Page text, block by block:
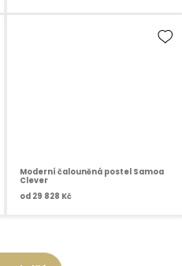
Moderní čalouněná postel Samoa
Clever
od 29 828 Kč